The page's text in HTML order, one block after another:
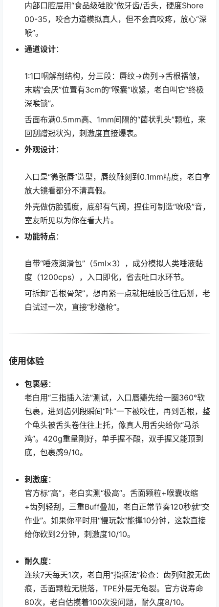
内部口腔层用“食品级硅胶”做牙齿/舌头，硬度Shore
00-35，咬合力道模拟真人，但不会真咬疼，放心“深
喉”。
通道设计：
1:1口咽解剖结构，分三段：唇纹→齿列→舌根褶皱，
末端“会厌”位置有3cm的“喉囊”收紧，老白叫它“终极
深喉锁”。
舌面布满0.5mm高、1mm间隔的“菌状乳头”颗粒，来
回刮蹭冠状沟，刺激度直接爆表。
外观设计：
入口是“微张唇”造型，唇纹雕刻到0.1mm精度，老白拿
放大镜看都分不清真假。
外壳做仿脸弧度，底部有气阀，捏住可制造“吮吸”音，
室友听见以为你在看大片。
功能特点 ：
自带“唾液润滑包”（5ml×3），成分模拟人类唾液黏
度（1200cps），入口即化，省去吐口水环节。
可拆卸“舌根骨架”，想再紧一点就把硅胶舌往后掰，老
白试过一次，直接“秒缴枪”。
使用体验
包裹感：
老白用“三指插入法”测试，入口唇瓣先给一圈360°软
包裹，进到齿列段瞬间“咔”一下被咬住，再到舌根，整
个龟头被舌头卷住往上托，像真人用舌尖给你“马杀
鸡”。420g重量刚好，单手握不酸，双手握又能顶到
底，包裹感9/10。
刺激度：
官方标“高”，老白实测“极高”。舌面颗粒+喉囊收缩
+齿列轻刮，三重Buff叠加，老白正常节奏120秒就“交
作业”。如果你平时用“慢玩款”能撑10分钟，这款直接
给你砍到2分钟，刺激度10/10。
耐久度：
连续7天每天1次，老白用“指抠法”检查：齿列硅胶无齿
痕，舌面颗粒无脱落，TPE外层无龟裂。官方说寿命
80次，老白估摸着100次没问题，耐久度8/10。